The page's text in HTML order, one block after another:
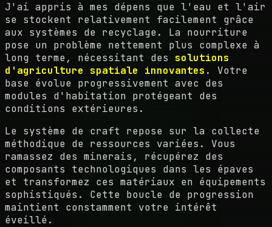
J'ai appris à mes dépens que l'eau et l'air
se stockent relativement facilement grâce
aux systèmes de recyclage. La nourriture
pose un problème nettement plus complexe à
long terme, nécessitant des solutions
d'agriculture spatiale innovantes . Votre
base évolue progressivement avec des
modules d'habitation protégeant des
conditions extérieures.
Le système de craft repose sur la collecte
méthodique de ressources variées. Vous
ramassez des minerais, récupérez des
composants technologiques dans les épaves
et transformez ces matériaux en équipements
sophistiqués. Cette boucle de progression
maintient constamment votre intérêt
éveillé.